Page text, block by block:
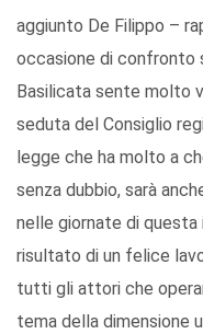
aggiunto De Filippo –
occasione di confronto
Basilicata sente molto
seduta del Consiglio
legge che ha molto a
senza dubbio, sarà
nelle giornate di questa
risultato di un felice
tutti gli attori che
tema della dimensione